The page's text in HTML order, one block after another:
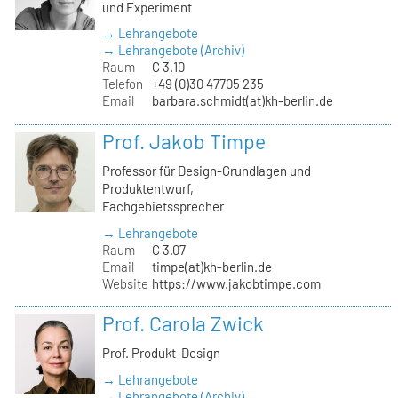
und Experiment
→ Lehrangebote
→ Lehrangebote (Archiv)
Raum
C 3.10
Telefon
+49 (0)30 47705 235
Email
barbara.schmidt(at)kh-berlin.de
Prof. Jakob Timpe
Professor für Design-Grundlagen und
Produktentwurf,
Fachgebietssprecher
→ Lehrangebote
Raum
C 3.07
Email
timpe(at)kh-berlin.de
Website https://www.jakobtimpe.com
Prof. Carola Zwick
Prof. Produkt-Design
→ Lehrangebote